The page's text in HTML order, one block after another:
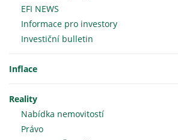
EFI NEWS
Informace pro investory
Investiční bulletin
Inflace
Reality
Nabídka nemovitostí
Právo